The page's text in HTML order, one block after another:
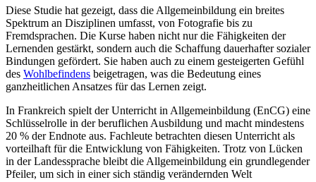
Diese Studie hat gezeigt, dass die Allgemeinbildung ein breites
Spektrum an Disziplinen umfasst, von Fotografie bis zu
Fremdsprachen. Die Kurse haben nicht nur die Fähigkeiten der
Lernenden gestärkt, sondern auch die Schaffung dauerhafter sozialer
Bindungen gefördert. Sie haben auch zu einem gesteigerten Gefühl
des Wohlbefindens beigetragen, was die Bedeutung eines
ganzheitlichen Ansatzes für das Lernen zeigt.
In Frankreich spielt der Unterricht in Allgemeinbildung (EnCG) eine
Schlüsselrolle in der beruflichen Ausbildung und macht mindestens
20 % der Endnote aus. Fachleute betrachten diesen Unterricht als
vorteilhaft für die Entwicklung von Fähigkeiten. Trotz von Lücken
in der Landessprache bleibt die Allgemeinbildung ein grundlegender
Pfeiler, um sich in einer sich ständig verändernden Welt